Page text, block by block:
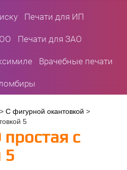
Печати для ИП
Печати для ЗАО
Врачебные печати
> С фигурной окантовкой >
5
с
5